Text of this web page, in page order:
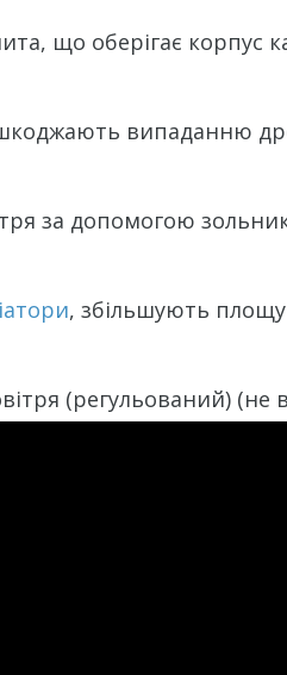
що оберігає корпус
випаданню
за допомогою
, збільшують
(регульований) (не